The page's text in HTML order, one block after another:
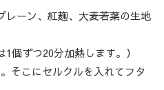
ーン、紅麹、大麦若葉の生地
1個ずつ20分加熱します。）
そこにセルクルを入れてフタ